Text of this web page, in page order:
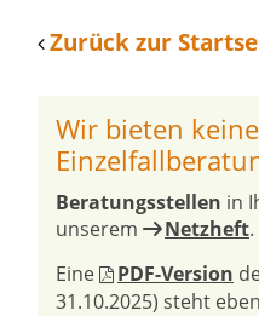
Zurück zur
Wir bieten keine
Beratungsstellen in
unserem
Netzheft.
Eine
PDF-Version
31.10.2025) steht